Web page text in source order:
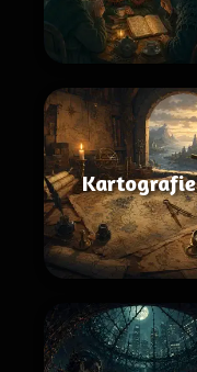
Kartografie